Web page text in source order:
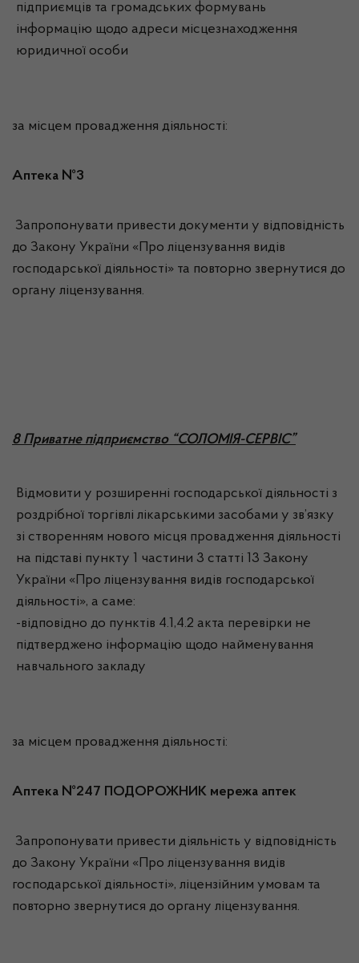
підприємців та громадських формувань
інформацію щодо адреси місцезнаходження
юридичної особи
за місцем провадження діяльності:
Аптека №3
Запропонувати привести документи у відповідність
до Закону України «Про ліцензування видів
господарської діяльності» та повторно звернутися до
органу ліцензування.
8 Приватне підприємство “СОЛОМІЯ-СЕРВІС”
Відмовити у розширенні господарської діяльності з
роздрібної торгівлі лікарськими засобами у зв’язку
зі створенням нового місця провадження діяльності
на підставі пункту 1 частини 3 статті 13 Закону
України «Про ліцензування видів господарської
діяльності», а саме:
-відповідно до пунктів 4.1,4.2 акта перевірки не
підтверджено інформацію щодо найменування
навчального закладу
за місцем провадження діяльності:
Аптека №247 ПОДОРОЖНИК мережа аптек
Запропонувати привести діяльність у відповідність
до Закону України «Про ліцензування видів
господарської діяльності», ліцензійним умовам та
повторно звернутися до органу ліцензування.